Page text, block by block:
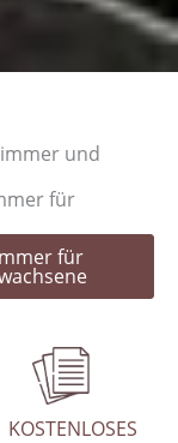
und
für
für
KOSTENLOSES